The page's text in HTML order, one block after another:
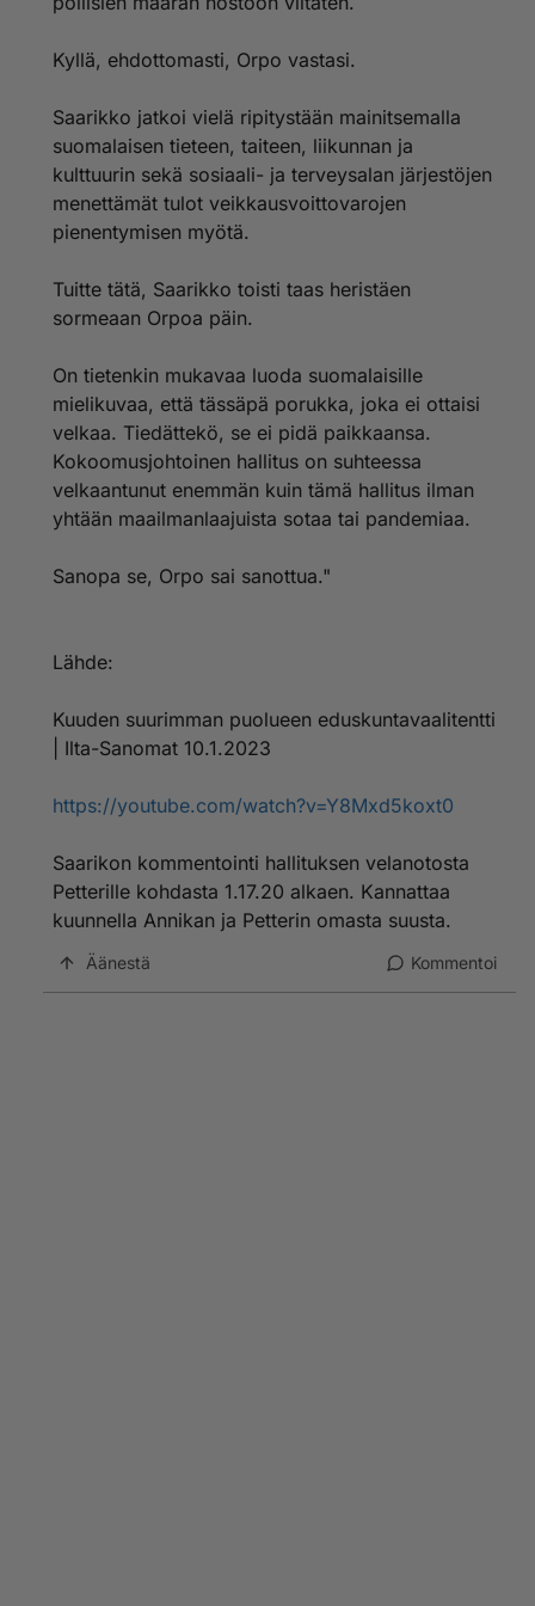
Kyllä, ehdottomasti, Orpo vastasi.
Saarikko jatkoi vielä ripitystään mainitsemalla
suomalaisen tieteen, taiteen, liikunnan ja
kulttuurin sekä sosiaali- ja terveysalan järjestöjen
menettämät tulot veikkausvoittovarojen
pienentymisen myötä.
Tuitte tätä, Saarikko toisti taas heristäen
sormeaan Orpoa päin.
On tietenkin mukavaa luoda suomalaisille
mielikuvaa, että tässäpä porukka, joka ei ottaisi
velkaa. Tiedättekö, se ei pidä paikkaansa.
Kokoomusjohtoinen hallitus on suhteessa
velkaantunut enemmän kuin tämä hallitus ilman
yhtään maailmanlaajuista sotaa tai pandemiaa.
Sanopa se, Orpo sai sanottua."
Lähde:
Kuuden suurimman puolueen eduskuntavaalitentti
| Ilta-Sanomat 10.1.2023
https://youtube.com/watch?v=Y8Mxd5koxt0
Saarikon kommentointi hallituksen velanotosta
Petterille kohdasta 1.17.20 alkaen. Kannattaa
kuunnella Annikan ja Petterin omasta suusta.
Äänestä Kommentoi